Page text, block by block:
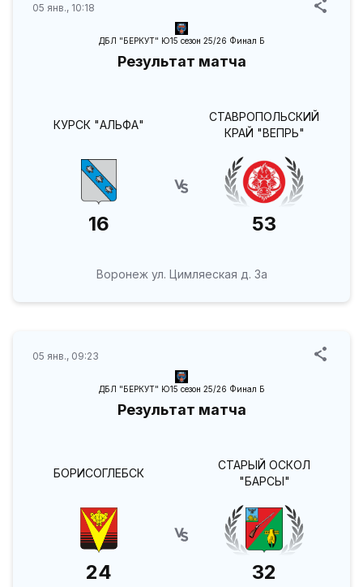
05 янв., 10:18
ДБЛ "БЕРКУТ" Ю15 сезон 25/26 Финал Б
Результат матча
КУРСК "АЛЬФА"
16
СТАВРОПОЛЬСКИЙ
КРАЙ "ВЕПРЬ"
53
Воронеж ул. Цимляеская д. 3а
05 янв., 09:23
ДБЛ "БЕРКУТ" Ю15 сезон 25/26 Финал Б
Результат матча
БОРИСОГЛЕБСК
24
СТАРЫЙ ОСКОЛ
"БАРСЫ"
32